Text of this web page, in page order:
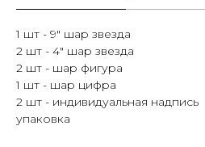
1 шт - 9" шар звезда
2 шт - 4" шар звезда
2 шт - шар фигура
1 шт - шар цифра
2 шт - индивидуальная надпись
упаковка